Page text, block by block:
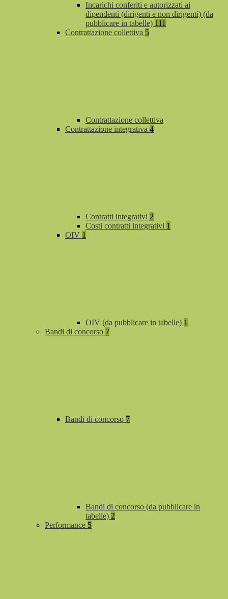
Incarichi conferiti e autorizzati ai
dipendenti (dirigenti e non dirigenti) (da
pubblicare in tabelle) 111
Contrattazione collettiva 5
Contrattazione collettiva
Contrattazione integrativa 4
Contratti integrativi 2
Costi contratti integrativi 1
OIV 1
OIV (da pubblicare in tabelle) 1
Bandi di concorso 7
Bandi di concorso 7
Bandi di concorso (da pubblicare in
tabelle) 2
Performance 5